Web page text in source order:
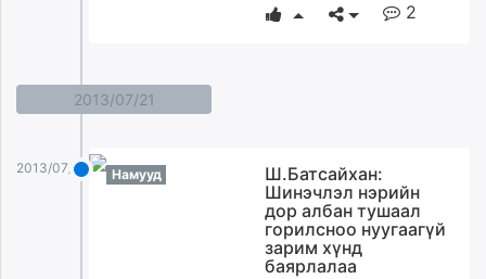
2
2013/07/21
2013/07/21 Намууд
Ш.Батсайхан:
Шинэчлэл нэрийн
дор албан тушаал
горилсноо нуугаагүй
зарим хүнд
баярлалаа